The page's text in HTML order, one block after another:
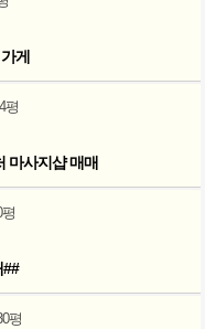
게
평
마사지샵 매매
평
##
평